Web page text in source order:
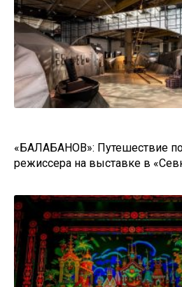
«БАЛАБАНОВ»: Путешествие
режиссера на выставке в